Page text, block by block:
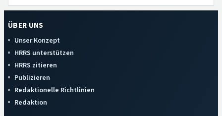
ÜBER UNS
Unser Konzept
HRRS unterstützen
HRRS zitieren
Publizieren
Redaktionelle Richtlinien
Redaktion